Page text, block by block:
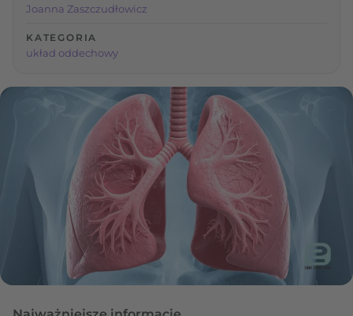
Joanna Zaszczudłowicz
KATEGORIA
układ oddechowy